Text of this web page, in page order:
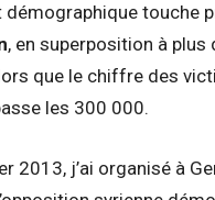
démographique touche
, en superposition à plus
que le chiffre des
les 300 000.
2013, j’ai organisé à